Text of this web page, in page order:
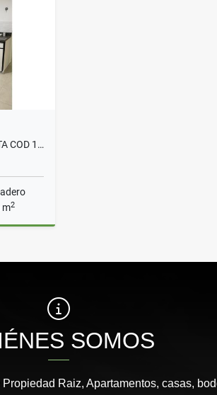
CASA EN VENTA EN SABANETA COD 10719
m2
SOMOS
Raiz, Apartamentos, casas,